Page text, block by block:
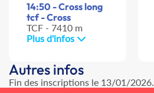
14:50 - Cross long
tcf - Cross
TCF - 7410 m
Plus d'infos
Autres infos
Fin des inscriptions le 13/01/2026.